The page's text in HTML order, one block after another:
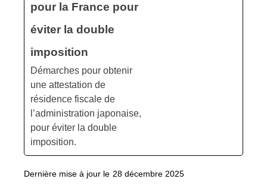
pour la France pour
éviter la double
imposition
Démarches pour obtenir
une attestation de
résidence fiscale de
l’administration japonaise,
pour éviter la double
imposition.
Dernière mise à jour le 28 décembre 2025